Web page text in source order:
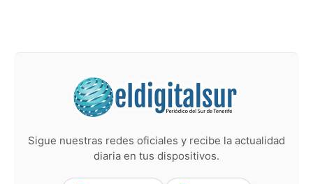
Sigue nuestras redes oficiales y recibe la actualidad
diaria en tus dispositivos.